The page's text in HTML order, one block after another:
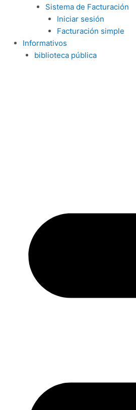
Sistema de Facturación
Iniciar sesión
Facturación simple
Informativos
biblioteca pública